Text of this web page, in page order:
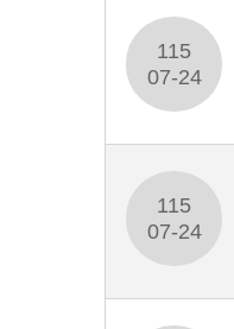
115
07-24
115
07-24